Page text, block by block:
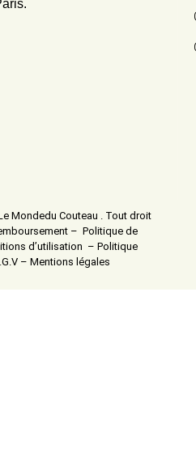
Mondedu Couteau . Tout droit
– Politique de
d’utilisation – Politique
– Mentions légales